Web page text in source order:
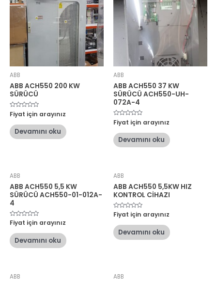
ABB
ABB ACH550 200 KW
SÜRÜCÜ
5
üzerinden
oy
aldı
Fiyat için arayınız
Devamını oku
ABB
ABB ACH550 37 KW
SÜRÜCÜ ACH550-UH-
072A-4
5
üzerinden
oy
aldı
Fiyat için arayınız
Devamını oku
ABB
ABB ACH550 5,5 KW
SÜRÜCÜ ACH550-01-012A-
4
5
üzerinden
oy
aldı
Fiyat için arayınız
Devamını oku
ABB
ABB ACH550 5,5KW HIZ
KONTROL CİHAZI
5
üzerinden
oy
aldı
Fiyat için arayınız
Devamını oku
ABB ABB